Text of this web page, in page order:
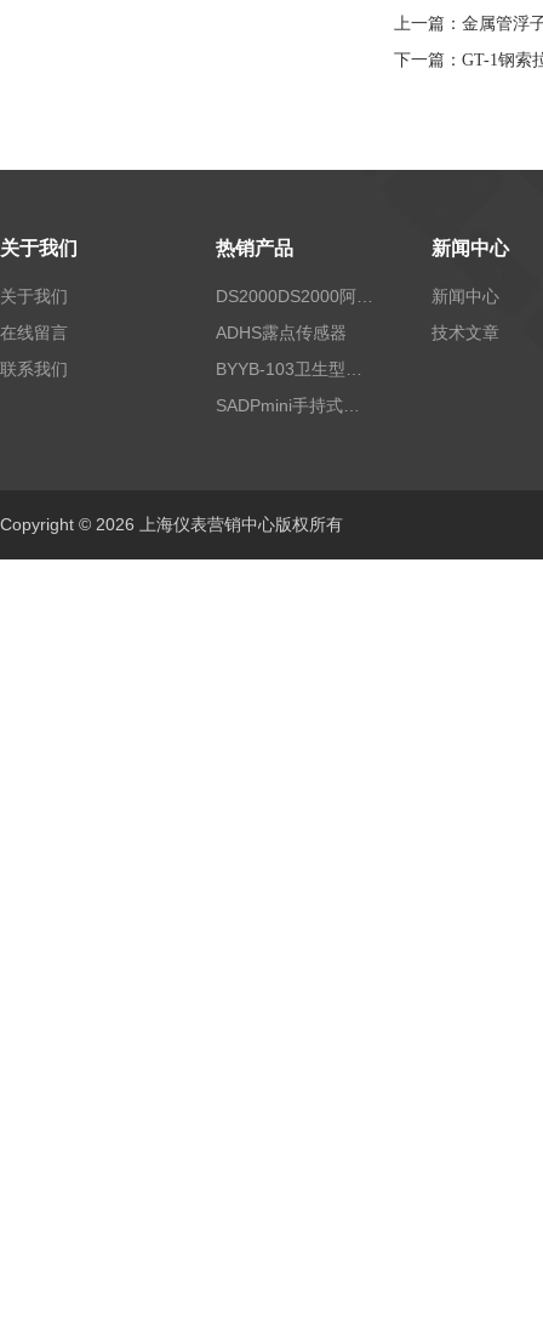
上一篇： 金属管浮
下一篇： GT-1钢索
关于我们
关于我们
在线留言
联系我们
热销产品
ADHS露点传感器
新闻中心
新闻中心
技术文章
Copyright © 2026 上海仪表营销中心版权所有